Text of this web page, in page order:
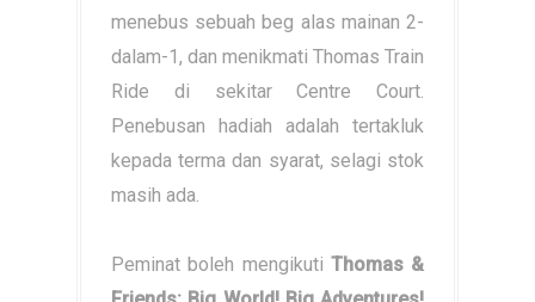
menebus sebuah beg alas mainan 2-
dalam-1, dan menikmati Thomas Train
Ride di sekitar Centre Court.
Penebusan hadiah adalah tertakluk
kepada terma dan syarat, selagi stok
masih ada.
Peminat boleh mengikuti Thomas &